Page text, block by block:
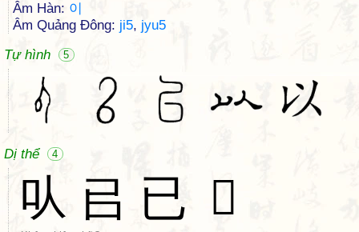
Âm Hàn: 이
Âm Quảng Đông: ji5, jyu5
Tự hình
5
Dị thể 4
㕥 㠯 已 𠙋